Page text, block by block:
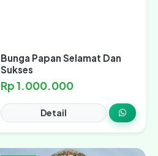
Bunga Papan Selamat Dan
Sukses
Rp 1.000.000
Detail